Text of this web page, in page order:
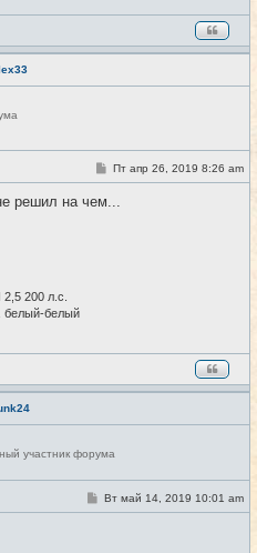
#4
С
о
б
Пт апр 26, 2019 8:26 am
решил на чем...
200 л.с.
белый-белый
участник форума
#5
С
о
Вт май 14, 2019 10:01 am